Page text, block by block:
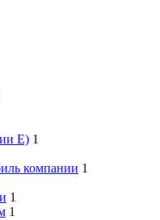
Е) 1
компании 1
1
1